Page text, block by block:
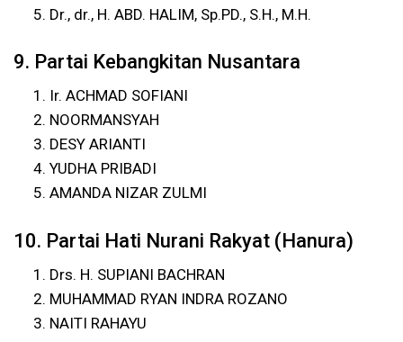
Dr., dr., H. ABD. HALIM, Sp.PD., S.H., M.H.
9. Partai Kebangkitan Nusantara
Ir. ACHMAD SOFIANI
NOORMANSYAH
DESY ARIANTI
YUDHA PRIBADI
AMANDA NIZAR ZULMI
10. Partai Hati Nurani Rakyat (Hanura)
Drs. H. SUPIANI BACHRAN
MUHAMMAD RYAN INDRA ROZANO
NAITI RAHAYU